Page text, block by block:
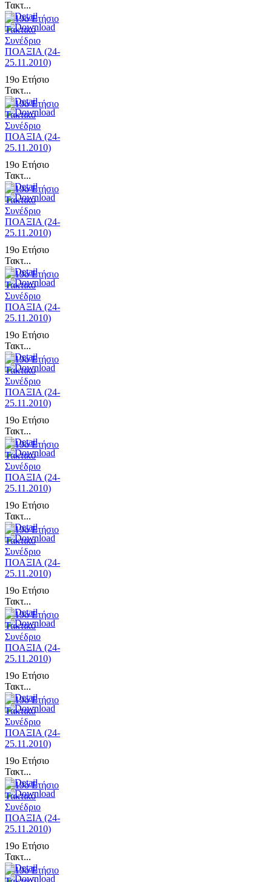
Τακτ...
19ο Ετήσιο
Τακτ...
19ο Ετήσιο
Τακτ...
19ο Ετήσιο
Τακτ...
19ο Ετήσιο
Τακτ...
19ο Ετήσιο
Τακτ...
19ο Ετήσιο
Τακτ...
19ο Ετήσιο
Τακτ...
19ο Ετήσιο
Τακτ...
19ο Ετήσιο
Τακτ...
19ο Ετήσιο
Τακτ...